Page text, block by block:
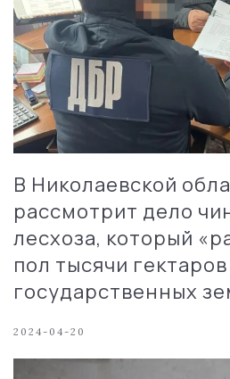
В Николаевской
рассмотрит дело
лесхоза, который
пол тысячи гектаров
государственных
2024-04-20